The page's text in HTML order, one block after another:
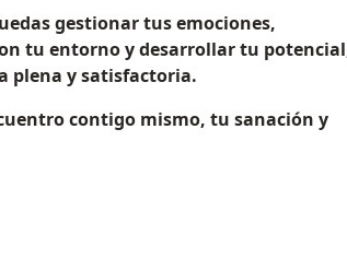
gestionar tus emociones,
tu entorno y desarrollar tu
plena y satisfactoria.
contigo mismo, tu sanación y